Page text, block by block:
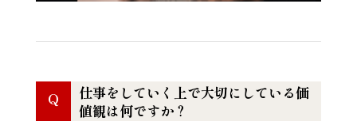
Q
仕事をしていく上で大切にしている価
値観は何ですか？